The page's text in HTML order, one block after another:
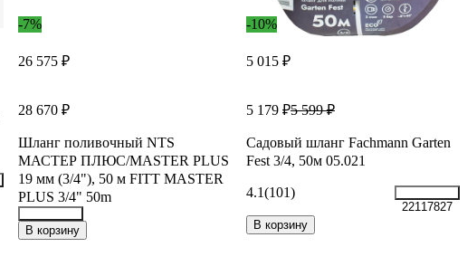
-7%
26 575 ₽
28 670 ₽
Шланг поливочный NTS
МАСТЕР ПЛЮС/MASTER PLUS
19 мм (3/4"), 50 м FITT MASTER
PLUS 3/4" 50m
26570930
В корзину
-10%
5 015 ₽
5 179 ₽5 599 ₽
Садовый шланг Fachmann Garten
Fest 3/4, 50м 05.021
4.1(101)
22117827
В корзину